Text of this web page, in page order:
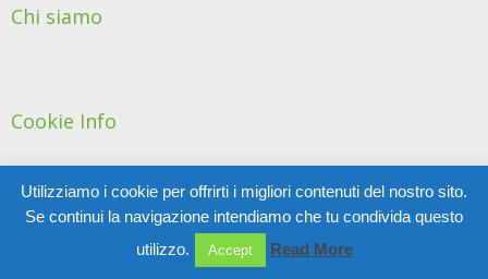
Chi siamo
Cookie Info
Utilizziamo i cookie per offrirti i migliori contenuti del nostro sito.
Se continui la navigazione intendiamo che tu condivida questo
utilizzo.
Accept Read More
© Copyright 2011 AIGACoS - Tutti i diritti riservati